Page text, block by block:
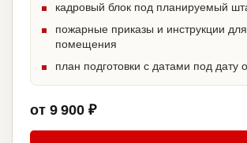
кадровый блок под планируемый
пожарные приказы и инструкции
помещения
план подготовки с датами под дату
от 9 900 ₽